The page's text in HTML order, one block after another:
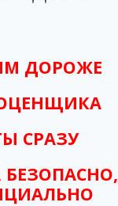
ДОРОЖЕ
СРАЗУ
БЕЗОПАСНО,